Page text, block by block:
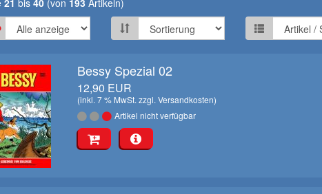
21 bis 40(von 193 Artikeln)
Bessy Spezial 02
12,90 EUR
(inkl. 7 % MwSt. zzgl. Versandkosten)
Artikel nicht verfügbar